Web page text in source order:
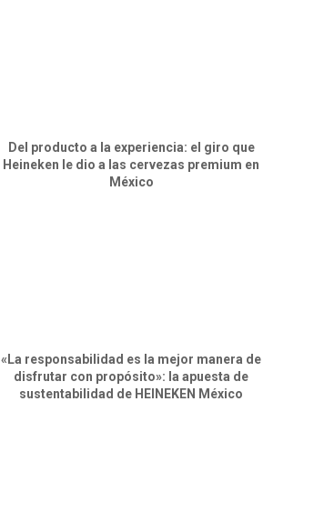
Del producto a la experiencia: el giro que
Heineken le dio a las cervezas premium en
México
«La responsabilidad es la mejor manera de
disfrutar con propósito»: la apuesta de
sustentabilidad de HEINEKEN México